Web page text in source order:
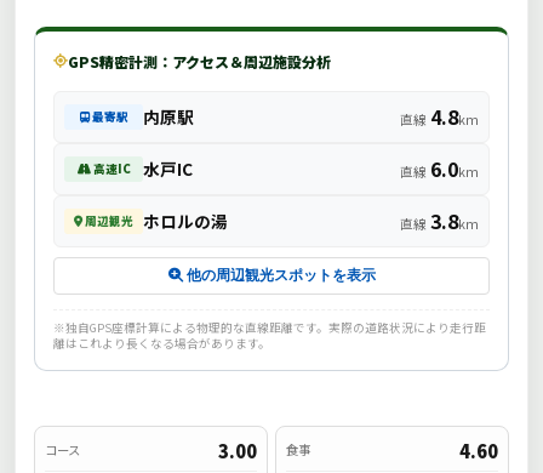
GPS精密計測：アクセス＆周辺施設分析
最寄駅 内原駅 直線 4.8km
高速IC 水戸IC 直線 6.0km
周辺観光 ホロルの湯 直線 3.8km
他の周辺観光スポットを表示
※独自GPS座標計算による物理的な直線距離です。実際の道路状況により走行距
離はこれより長くなる場合があります。
コース 3.00 食事 4.60